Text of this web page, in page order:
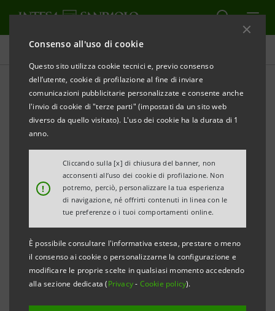
Consenso all'uso di cookie
Questo sito utilizza cookie tecnici e, previo consenso
dell’utente, cookie di profilazione al fine di inviare
comunicazioni pubblicitarie personalizzate e consente anche
l'invio di cookie di "terze parti" (impostati da un sito web
diverso da quello visitato). L'uso dei cookie ha la durata di 1
anno.
!
Cliccando sulla [x] di chiusura del banner, non
acconsenti all’uso dei cookie di profilazione. Non
potremo, perciò, personalizzare la tua esperienza
di navigazione, né offrirti contenuti in linea con le
tue preferenze o i tuoi comportamenti online.
È possibile consultare l'informativa estesa, prestare o meno
il consenso ai cookie o personalizzarne la configurazione e
modificare le proprie scelte in qualsiasi momento accedendo
alla sezione dedicata (Privacy- Cookie policy).
Comunicati stampa
STAMPA AGGIORNA
Milano, 13 settembre 2004
Dopo il successo di Conto Intesa, due nuovi conti
correnti personalizzabili e innovativi
Canone bloccato almeno fino al gennaio 2007
Parte la nuova campagna pubblicitaria sul Conto
Intesa Business
Conto Intesa Business e Conto Intesa Personal sono i
nuovi conti correnti che Banca Intesa ha studiato per